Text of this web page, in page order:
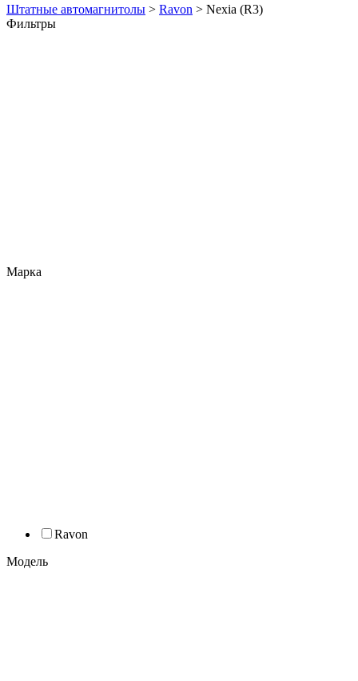
Штатные автомагнитолы > Ravon > Nexia (R3)
Фильтры
Марка
Ravon
Модель